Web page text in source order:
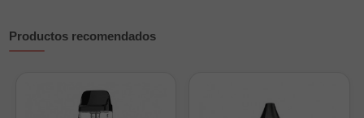
Productos recomendados